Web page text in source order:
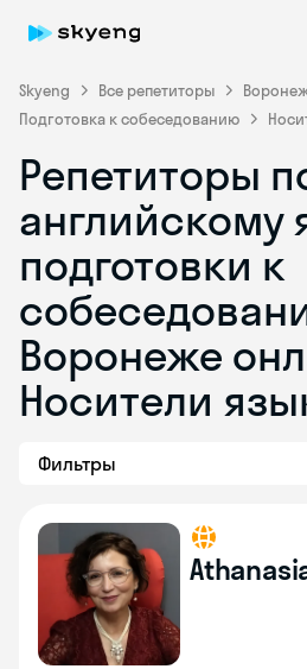
Skyeng Все репетиторы
Подготовка к собеседованию
Репетиторы
английскому
подготовки к
Воронеже
Носители
Фильтры
Skyeng Chat